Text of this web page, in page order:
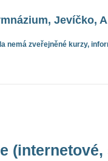
Jevíčko,
nemá zveřejněné kurzy,